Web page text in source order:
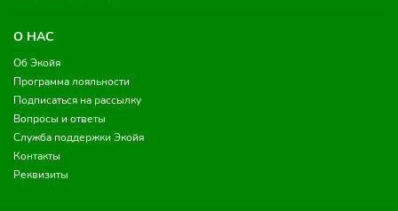
О НАС
Об Экойя
Программа лояльности
Подписаться на рассылку
Вопросы и ответы
Служба поддержки Экойя
Контакты
Реквизиты